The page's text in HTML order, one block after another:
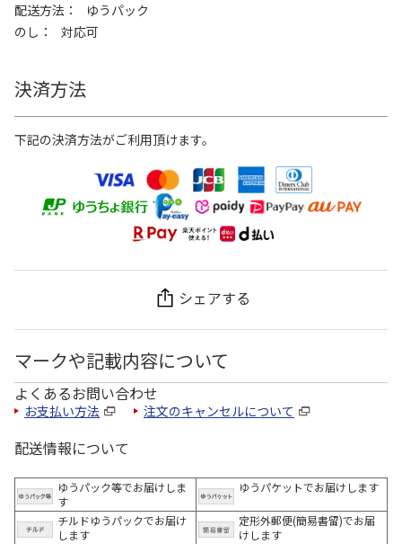
配送方法
ゆうパック
のし
対応可
決済方法
下記の決済方法がご利用頂けます。
シェアする
マークや記載内容について
よくあるお問い合わせ
お支払い方法 注文のキャンセルについて
配送情報について
ゆうパック等でお届けしま
す
ゆうパケットでお届けします
チルドゆうパックでお届け
します
定形外郵便(簡易書留)でお届
けします